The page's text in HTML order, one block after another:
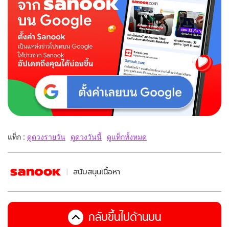
แท็ก : ดูดวงรายวัน ดูดวงวันนี้ ดูแท็กทั้งหมด
สนับสนุนเนื้อหา
กลับขึ้นไปด้านบน